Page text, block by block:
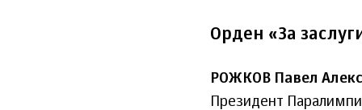
Орден «За
РОЖКОВ Павел
Президент